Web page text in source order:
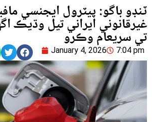
ٽنڊو باگو: پيٽرول ايجنسي
غيرقانوني ايراني تيل وڌيڪ
تي سريعام وڪرو
January 4, 2026 7:04 pm